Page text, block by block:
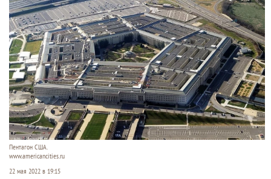
Пентагон США.
www.americancities.ru
22 мая 2022 в 19:15